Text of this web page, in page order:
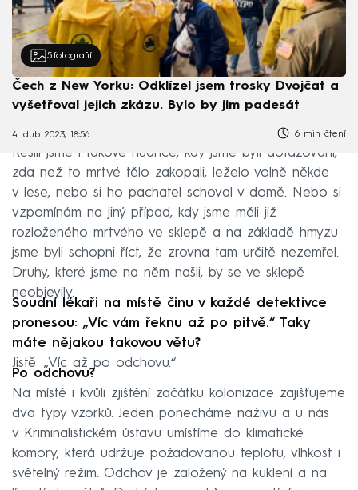
5 fotografií
Čech z New Yorku: Odklízel jsem trosky Dvojčat a
vyšetřoval jejich zkázu. Bylo by jim padesát
4. dub 2023, 18:56 6 min čtení
Řešili jsme i takové nuance, kdy jsme byli dotazováni,
zda než to mrtvé tělo zakopali, leželo volně někde
v lese, nebo si ho pachatel schoval v domě. Nebo si
vzpomínám na jiný případ, kdy jsme měli již
rozloženého mrtvého ve sklepě a na základě hmyzu
jsme byli schopni říct, že zrovna tam určitě nezemřel.
Druhy, které jsme na něm našli, by se ve sklepě
neobjevily.
Soudní lékaři na místě činu v každé detektivce
pronesou: „Víc vám řeknu až po pitvě.“ Taky
máte nějakou takovou větu?
Jistě: „Víc až po odchovu.“
Po odchovu?
Na místě i kvůli zjištění začátku kolonizace zajišťujeme
dva typy vzorků. Jeden ponecháme naživu a u nás
v Kriminalistickém ústavu umístíme do klimatické
komory, která udržuje požadovanou teplotu, vlhkost i
světelný režim. Odchov je založený na kuklení a na